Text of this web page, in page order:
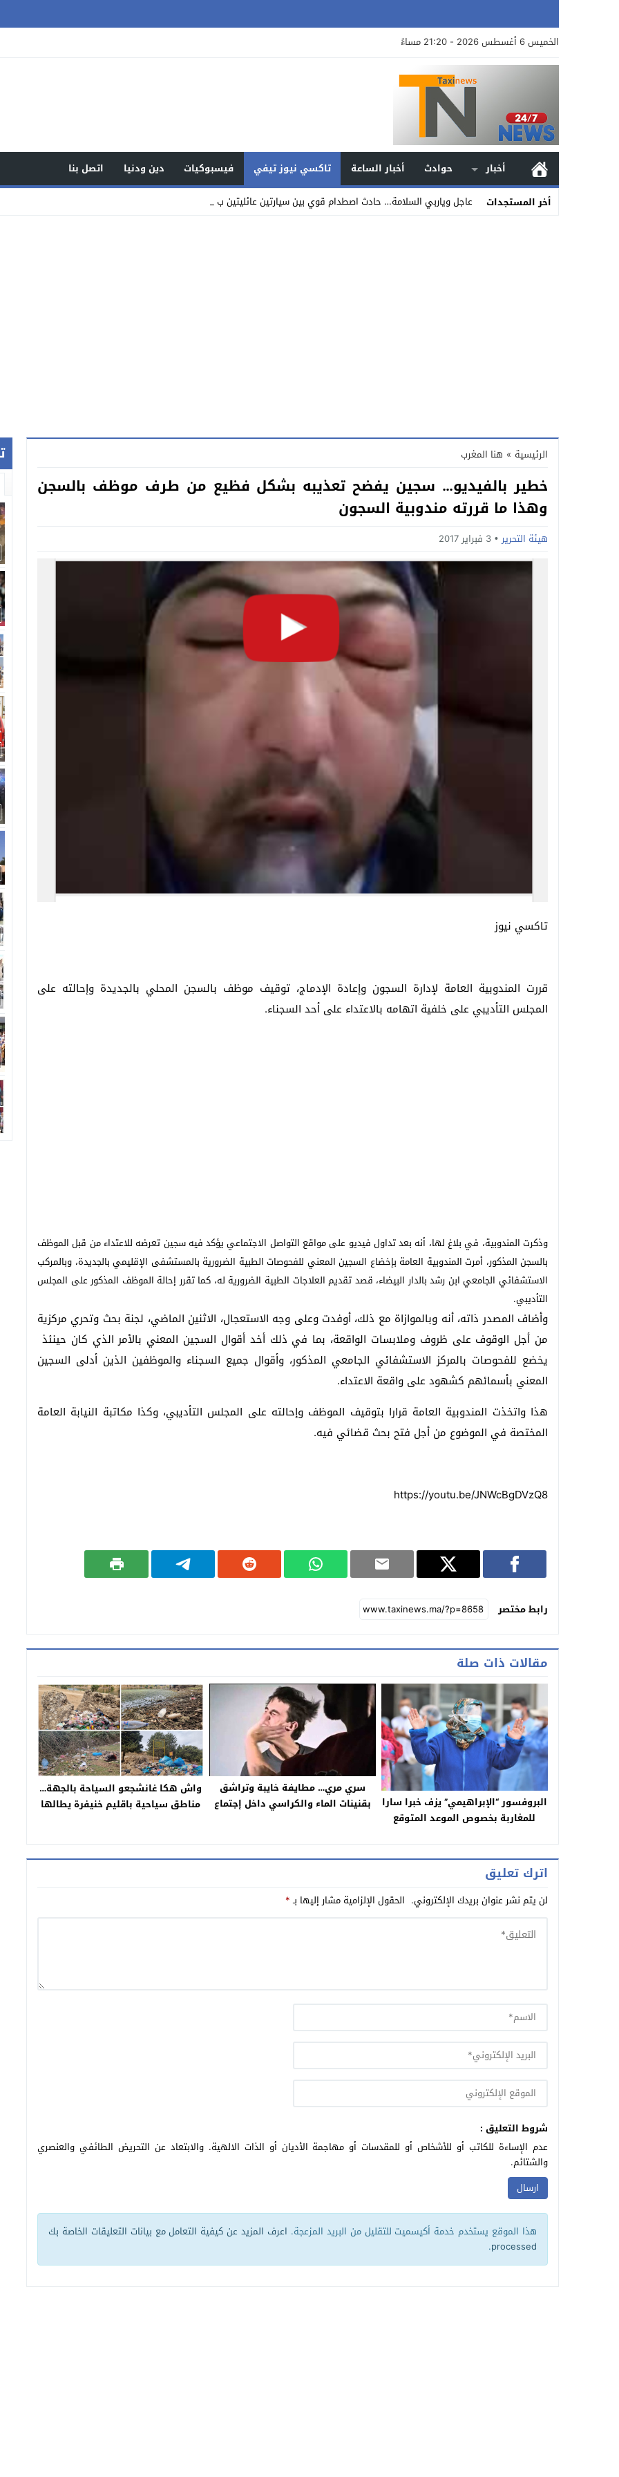
الخميس 6 أغسطس 2026 - 21:20 مساءً
أخبار حوادث أخبار الساعة تاكسي نيوز تيفي فيسبوكيات دين ودنيا
اتصل بنا
أخر المستجدات
عاجل وياربي السلامة… حادث اصطدام قوي بين سيارتين عائليتين بشارع محمد الس_
الرئيسية » هنا المغرب
خطير بالفيديو… سجين يفضح تعذيبه بشكل فظيع من طرف موظف بالسجن
وهذا ما قررته مندوبية السجون
هيئة التحرير 3 فبراير 2017
تاكسي نيوز
قررت المندوبية العامة لإدارة السجون وإعادة الإدماج، توقيف موظف بالسجن المحلي بالجديدة وإحالته على
المجلس التأديبي على خلفية اتهامه بالاعتداء على أحد السجناء.
وذكرت المندوبية، في بلاغ لها، أنه بعد تداول فيديو على مواقع التواصل الاجتماعي يؤكد فيه سجين تعرضه للاعتداء من قبل الموظف
بالسجن المذكور، أمرت المندوبية العامة بإخضاع السجين المعني للفحوصات الطبية الضرورية بالمستشفى الإقليمي بالجديدة، وبالمركب
الاستشفائي الجامعي ابن رشد بالدار البيضاء، قصد تقديم العلاجات الطبية الضرورية له، كما تقرر إحالة الموظف المذكور على المجلس
التأديبي.
وأضاف المصدر ذاته، أنه وبالموازاة مع ذلك، أوفدت وعلى وجه الاستعجال، الاثنين الماضي، لجنة بحث وتحري مركزية
من أجل الوقوف على ظروف وملابسات الواقعة، بما في ذلك أخد أقوال السجين المعني بالأمر الذي كان حينئذ
يخضع للفحوصات بالمركز الاستشفائي الجامعي المذكور، وأقوال جميع السجناء والموظفين الذين أدلى السجين
المعني بأسمائهم كشهود على واقعة الاعتداء.
هذا واتخذت المندوبية العامة قرارا بتوقيف الموظف وإحالته على المجلس التأديبي، وكذا مكاتبة النيابة العامة
المختصة في الموضوع من أجل فتح بحث قضائي فيه.
https://youtu.be/JNWcBgDVzQ8
رابط مختصر
مقالات ذات صلة
البروفسور “الإبراهيمي” يزف خبرا سارا
للمغاربة بخصوص الموعد المتوقع
سري مري… مطايفة خايبة وتراشق
بقنينات الماء والكراسي داخل إجتماع
واش هكا غانشجعو السياحة بالجهة…
مناطق سياحية باقليم خنيفرة يطالها
اترك تعليق
لن يتم نشر عنوان بريدك الإلكتروني. الحقول الإلزامية مشار إليها بـ*
شروط التعليق :
عدم الإساءة للكاتب أو للأشخاص أو للمقدسات أو مهاجمة الأديان أو الذات الالهية. والابتعاد عن التحريض الطائفي والعنصري
والشتائم.
هذا الموقع يستخدم خدمة أكيسميت للتقليل من البريد المزعجة. اعرف المزيد عن كيفية التعامل مع بيانات التعليقات الخاصة بك
processed
.